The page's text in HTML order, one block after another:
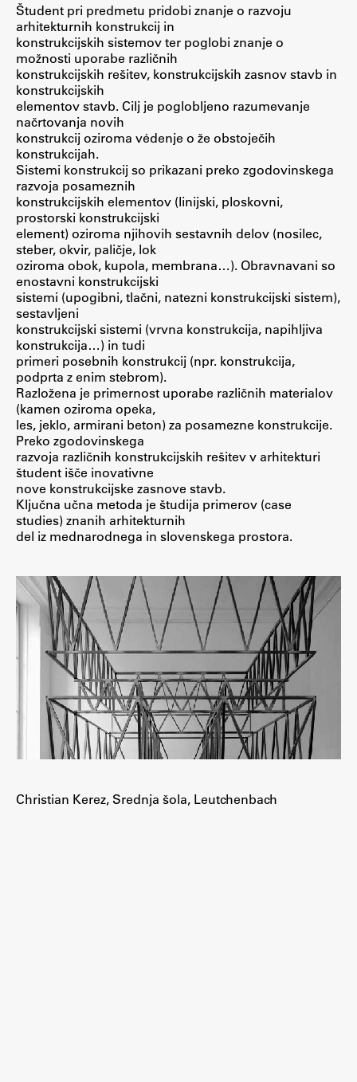
Spletna učilnica
ŠIS (SI)
ŠIS (EN)
Aktualno
Obvestila
Novice
Koledar dogodkov
Program dela
Raziskovanje
Raziskovalni projekti
Dosežki
Inštituti
Svetlobni LAB
Delo
Seminarji
Seminarske teme
Gostujoči profesor
Delavnice
Študentski projekti
Ekskurzije
Natečaji
Zaključna dela
Študent pri predmetu pridobi znanje o razvoju
arhitekturnih konstrukcij in
konstrukcijskih sistemov ter poglobi znanje o
možnosti uporabe različnih
konstrukcijskih rešitev, konstrukcijskih zasnov stavb in
konstrukcijskih
elementov stavb. Cilj je poglobljeno razumevanje
načrtovanja novih
konstrukcij oziroma védenje o že obstoječih
konstrukcijah.
Sistemi konstrukcij so prikazani preko zgodovinskega
razvoja posameznih
konstrukcijskih elementov (linijski, ploskovni,
prostorski konstrukcijski
element) oziroma njihovih sestavnih delov (nosilec,
steber, okvir, paličje, lok
oziroma obok, kupola, membrana…). Obravnavani so
enostavni konstrukcijski
sistemi (upogibni, tlačni, natezni konstrukcijski sistem),
sestavljeni
konstrukcijski sistemi (vrvna konstrukcija, napihljiva
konstrukcija…) in tudi
primeri posebnih konstrukcij (npr. konstrukcija,
podprta z enim stebrom).
Razložena je primernost uporabe različnih materialov
(kamen oziroma opeka,
les, jeklo, armirani beton) za posamezne konstrukcije.
Preko zgodovinskega
razvoja različnih konstrukcijskih rešitev v arhitekturi
študent išče inovativne
nove konstrukcijske zasnove stavb.
Ključna učna metoda je študija primerov (case
studies) znanih arhitekturnih
del iz mednarodnega in slovenskega prostora.
Christian Kerez, Srednja šola, Leutchenbach